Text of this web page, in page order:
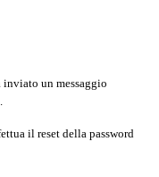
inviato un messaggio
il reset della password